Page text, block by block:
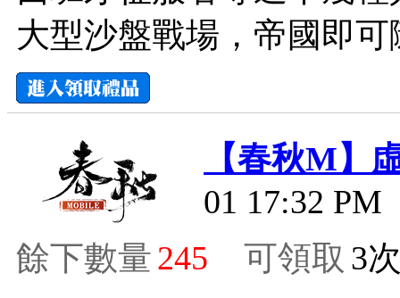
大型沙盤戰場，帝國即
【春秋M】
01 17:32 PM
餘下數量245 可領取 3